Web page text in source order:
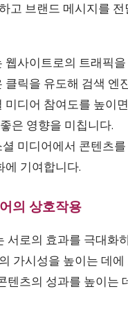
고 브랜드 메시지를
웹사이트로의 트래픽
릭을 유도해 검색 엔
미디어 참여도를 높이
은 영향을 미칩니다.
미디어에서 콘텐츠
에 기여합니다.
의 상호작용
서로의 효과를 극대화
가시성을 높이는 데
텐츠의 성과를 높이는